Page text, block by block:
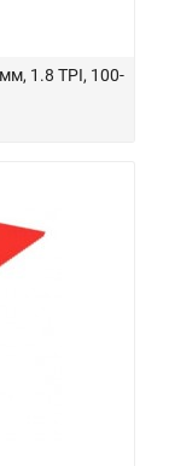
1.8 TPI, 100-